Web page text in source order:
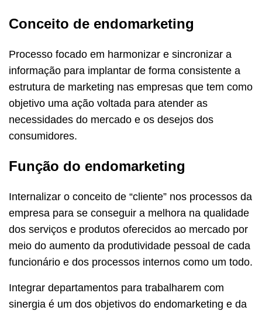
Conceito de endomarketing
Processo focado em harmonizar e sincronizar a
informação para implantar de forma consistente a
estrutura de marketing nas empresas que tem como
objetivo uma ação voltada para atender as
necessidades do mercado e os desejos dos
consumidores.
Função do endomarketing
Internalizar o conceito de “cliente” nos processos da
empresa para se conseguir a melhora na qualidade
dos serviços e produtos oferecidos ao mercado por
meio do aumento da produtividade pessoal de cada
funcionário e dos processos internos como um todo.
Integrar departamentos para trabalharem com
sinergia é um dos objetivos do endomarketing e da